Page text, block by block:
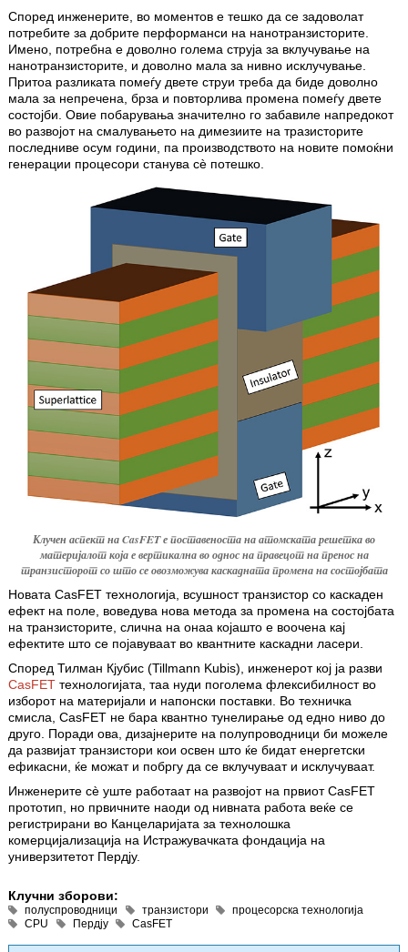
Според инженерите, во моментов е тешко да се задоволат
потребите за добрите перформанси на нанотранзисторите.
Имено, потребнa е доволно голема струја за вклучување на
нанотранзисторите, и доволно мала за нивно исклучување.
Притоа разликата помеѓу двете струи треба да биде доволно
мала за непречена, брза и повторлива промена помеѓу двете
состојби. Овие побарувања значително го забавиле напредокот
во развојот на смалувањето на димезиите на тразисторите
последниве осум години, па производството на новите помоќни
генерации процесори станува сè потешко.
Клучен аспект на CasFET е поставеноста на атомската решетка во
материјалот која е вертикална во однос на правецот на пренос на
транзисторот со што се овозможува каскадната промена на состојбата
Новата CasFET технологија, всушност транзистор со каскаден
ефект на поле, воведува нова метода за промена на состојбата
на транзисторите, слична на онаа којашто е воочена кај
ефектите што се појавуваат во квантните каскадни ласери.
Според Тилман Кјубис (Tillmann Kubis), инженерот кој ја разви
CasFET технологијата, таа нуди поголема флексибилност во
изборот на материјали и напонски поставки. Во техничка
смисла, CasFET не бара квантно тунелирање од едно ниво до
друго. Поради ова, дизајнерите на полупроводници би можеле
да развијат транзистори кои освен што ќе бидат енергетски
ефикасни, ќе можат и побргу да се вклучуваат и исклучуваат.
Инженерите сè уште работаат на развојот на првиот CasFET
прототип, но првичните наоди од нивната работа веќе се
регистрирани во Канцеларијата за технолошка
комерцијализација на Истражувачката фондација на
универзитетот Пердју.
Клучни зборови:
полуспроводници транзистори
процесорска технологија
CPU
Пердју CasFET